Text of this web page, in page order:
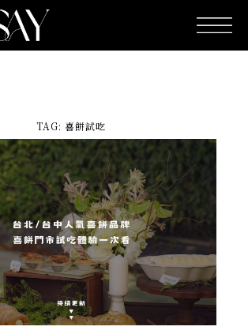
TAG: 喜餅試吃